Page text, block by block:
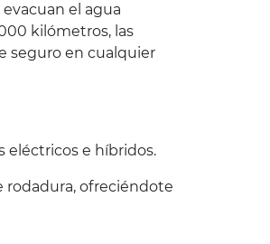
el agua
kilómetros, las
seguro en cualquier
eléctricos e híbridos.
rodadura, ofreciéndote